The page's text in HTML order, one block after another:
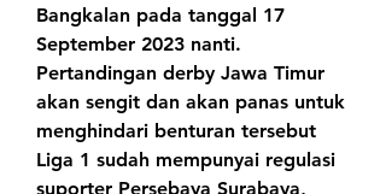
Bangkalan pada tanggal 17
September 2023 nanti.
Pertandingan derby Jawa Timur
akan sengit dan akan panas untuk
menghindari benturan tersebut
Liga 1 sudah mempunyai regulasi
suporter Persebaya Surabaya,